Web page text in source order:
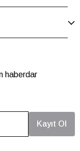
haberdar
Kayıt Ol